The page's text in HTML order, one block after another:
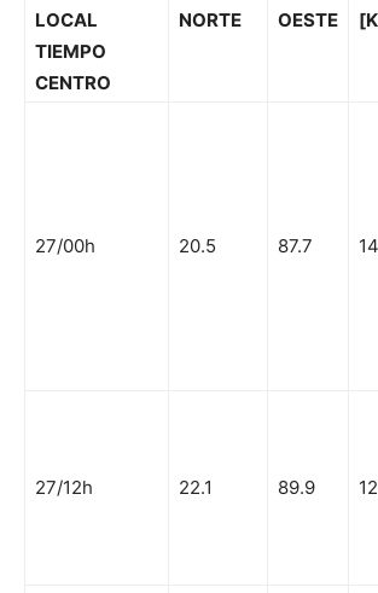
LOCAL
TIEMPO
CENTRO
NORTE OESTE
27/00h 20.5 87.7
27/12h 22.1 89.9